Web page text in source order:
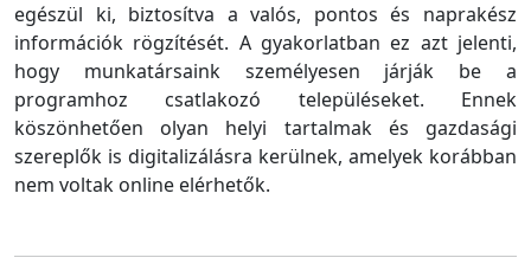
egészül ki, biztosítva a valós, pontos és naprakész
információk rögzítését. A gyakorlatban ez azt jelenti,
hogy munkatársaink személyesen járják be a
programhoz csatlakozó településeket. Ennek
köszönhetően olyan helyi tartalmak és gazdasági
szereplők is digitalizálásra kerülnek, amelyek korábban
nem voltak online elérhetők.